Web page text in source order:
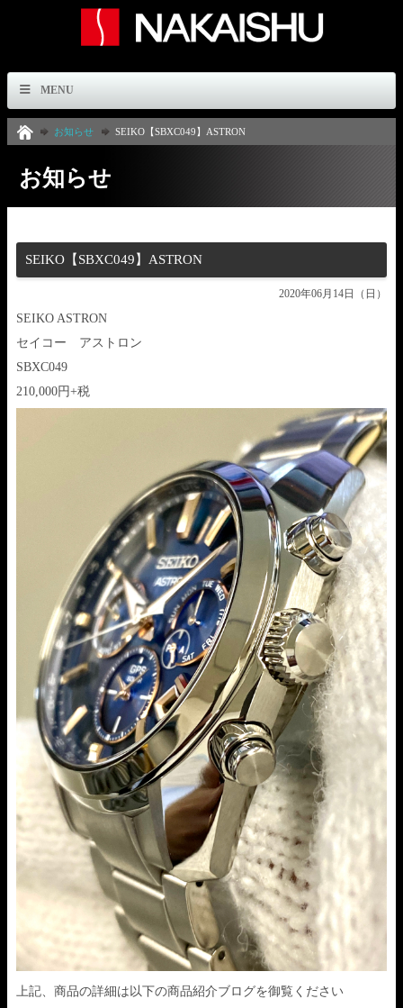
MENU
お知らせ SEIKO【SBXC049】ASTRON
お知らせ
SEIKO【SBXC049】ASTRON
2020年06月14日（日）
SEIKO ASTRON
セイコー アストロン
SBXC049
210,000円+税
上記、商品の詳細は以下の商品紹介ブログを御覧ください